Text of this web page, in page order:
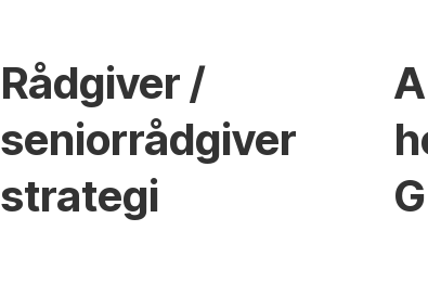
Rådgiver /
seniorrådgiver
strategi